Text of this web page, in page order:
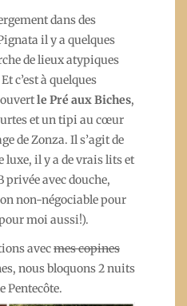
dans des
il y a quelques
de lieux atypiques
c’est à quelques
le Pré aux Biches,
et un tipi au cœur
de Zonza. Il s’agit de
luxe, il y a de vrais lits et
privée avec douche,
non-négociable pour
moi aussi!).
avecmes copines
nous bloquons 2 nuits
Pentecôte.